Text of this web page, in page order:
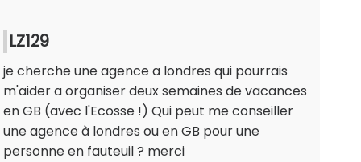
LZ129
je cherche une agence a londres qui pourrais
m'aider a organiser deux semaines de vacances
en GB (avec l'Ecosse !) Qui peut me conseiller
une agence à londres ou en GB pour une
personne en fauteuil ? merci